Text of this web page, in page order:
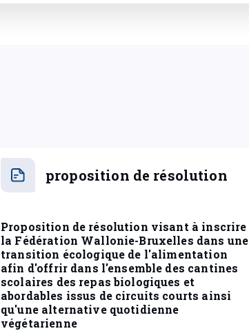
proposition de résolution
Proposition de résolution visant à inscrire
la Fédération Wallonie-Bruxelles dans une
transition écologique de l'alimentation
afin d'offrir dans l'ensemble des cantines
scolaires des repas biologiques et
abordables issus de circuits courts ainsi
qu'une alternative quotidienne
végétarienne